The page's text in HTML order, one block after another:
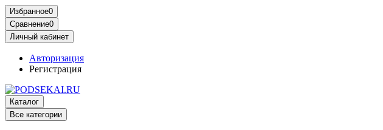
Избранное0
Сравнение0
Личный кабинет
Авторизация
Регистрация
Каталог
Все категории